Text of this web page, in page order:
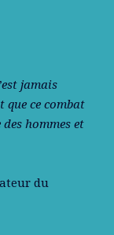
jamais
que ce combat
hommes et
du